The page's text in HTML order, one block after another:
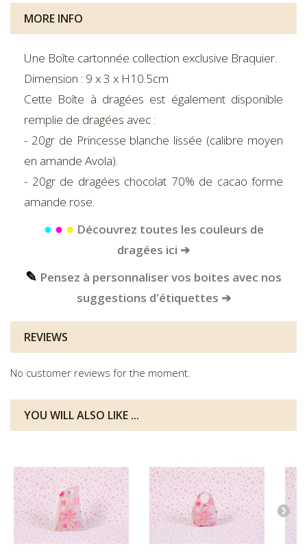
MORE INFO
Une Boîte cartonnée collection exclusive Braquier.
Dimension : 9 x 3 x H10.5cm
Cette Boîte à dragées est également disponible
remplie de dragées avec :
- 20gr de Princesse blanche lissée (calibre moyen
en amande Avola).
- 20gr de dragées chocolat 70% de cacao forme
amande rose.
● ● ● Découvrez toutes les couleurs de
dragées ici ➔
✎ Pensez à personnaliser vos boites avec nos
suggestions d'étiquettes ➔
REVIEWS
No customer reviews for the moment.
YOU WILL ALSO LIKE ...